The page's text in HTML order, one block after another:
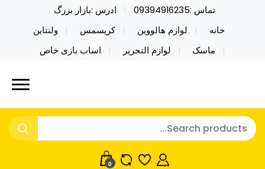
تماس :09394916235
ادرس :بازار بزرگ
خانه
لوازم هالووین کریسمس
ولنتاین
ماسک
لوازم التحریر اساب بازی خاص
نایکر توی فروش عمده لوازم هالووین
ولن تاین کادویی کریسمس اکسسوری
خرید محصولات خاص فیجت اسباب بازی تراول ماگ نایکر
توی فروش عمده لوازم هالووین ولن تاین کادویی
کریسمس اکسسوری ماسک در واردات مستقیم
0